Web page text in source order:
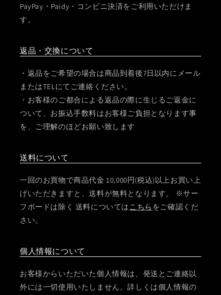
PayPay・Paidy・コンビニ決済をご利用いただけま
す。
返品・交換について
・返品をご希望の場合は商品到着後7日以内にメール
またはTELにてご連絡ください。
・お客様のご都合による返品の際に生じるご返金に
ついて、お振込手数料はお客様ご負担となります事
を、ご理解のほどお願い致します
送料について
一回のお買物で商品代金 10,000円(税込)以上お買い上
げいただきますと、送料が無料となります。 ※サー
フボードは除く 送料については こちら をご確認くだ
さい。
個人情報について
お客様からいただいた個人情報は、発送とご連絡以
外には一切使用いたしません。詳しくは個人情報の